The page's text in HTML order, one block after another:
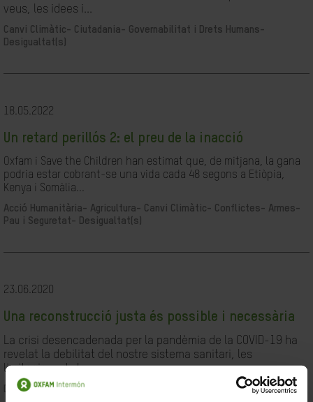
veus, les idees i...
Canvi Climàtic-
Ciutadania- Governabilitat i Drets Humans-
Desigualtat(s)
18.05.2022
Un retard perillós 2: el preu de la inacció
Oxfam i Save the Children han estimat que, de mitjana, la gana
podria estar cobrant-se una vida cada 48 segons a Etiòpia,
Kenya i Somàlia...
Acció Humanitària- Agricultura- Canvi Climàtic-
Conflictes- Armes-
Pau i Seguretat-
Desigualtat(s)
23.06.2020
Una reconstrucció justa és possible i necessària
La crisi desencadenada per la pandèmia de la COVID-19 ha
revelat la debilitat del nostre sistema sanitari, les
limitacions de les...
Desigualtat(s)